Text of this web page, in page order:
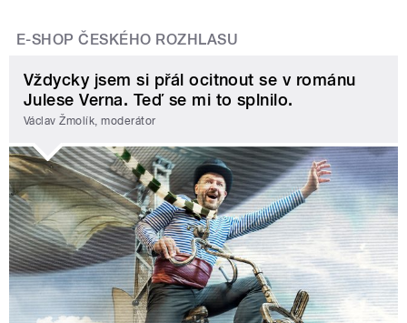
E-SHOP ČESKÉHO ROZHLASU
Vždycky jsem si přál ocitnout se v románu
Julese Verna. Teď se mi to splnilo.
Václav Žmolík, moderátor